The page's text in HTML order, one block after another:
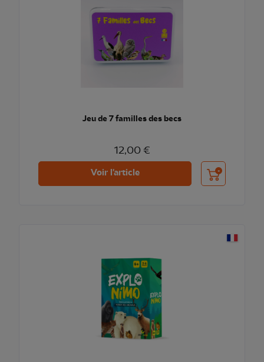
Jeu de 7 familles des becs
12,00 €
Voir l'article Ajouter au